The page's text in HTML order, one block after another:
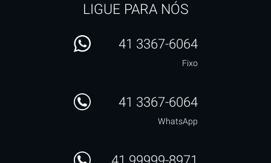
LIGUE PARA NÓS
41 3367-6064
Fixo
41 3367-6064
WhatsApp